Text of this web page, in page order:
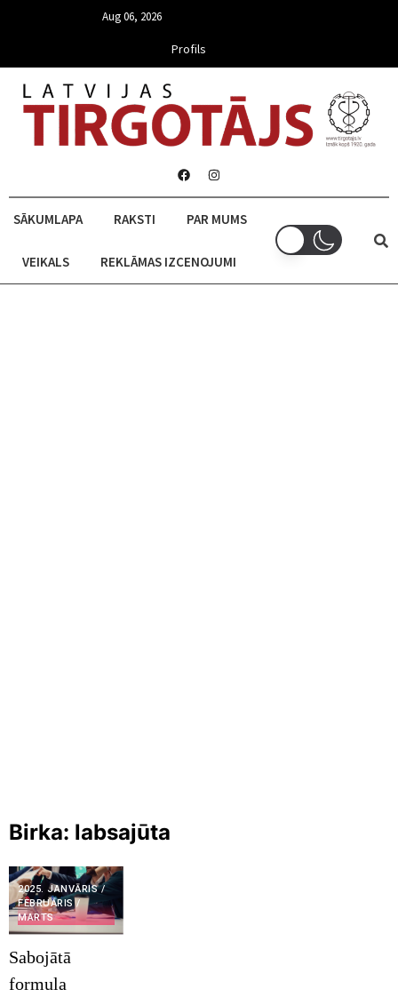
Aug 06, 2026
Profils
SĀKUMLAPA RAKSTI PAR MUMS
VEIKALS REKLĀMAS IZCENOJUMI
Birka: labsajūta
2025. JANVĀRIS /
FEBRUĀRIS /
MARTS
Sabojātā
formula